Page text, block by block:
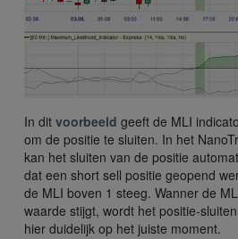
In dit voorbeeld geeft de MLI
om de positie te sluiten. In het
kan het sluiten van de positie
dat een short sell positie geopend
de MLI boven 1 steeg. Wanner de
waarde stijgt, wordt het positie-
hier duidelijk op het juiste moment.